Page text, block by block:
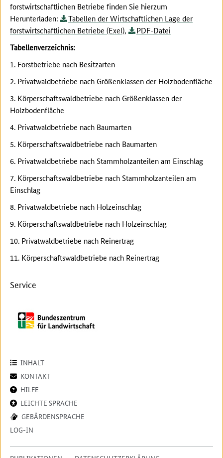
forstwirtschaftlichen Betriebe finden Sie hierzum
Herunterladen:
Tabellen der Wirtschaftlichen Lage der
forstwirtschaftlichen Betriebe (Exel),
PDF-Datei
Tabellenverzeichnis:
1. Forstbetriebe nach Besitzarten
2. Privatwaldbetriebe nach Größenklassen der Holzbodenfläche
3. Körperschaftswaldbetriebe nach Größenklassen der
Holzbodenfläche
4. Privatwaldbetriebe nach Baumarten
5. Körperschaftswaldbetriebe nach Baumarten
6. Privatwaldbetriebe nach Stammholzanteilen am Einschlag
7. Körperschaftswaldbetriebe nach Stammholzanteilen am
Einschlag
8. Privatwaldbetriebe nach Holzeinschlag
9. Körperschaftswaldbetriebe nach Holzeinschlag
10. Privatwaldbetriebe nach Reinertrag
11. Körperschaftswaldbetriebe nach Reinertrag
Service
INHALT
KONTAKT
HILFE
LEICHTE SPRACHE
GEBÄRDENSPRACHE
LOG-IN